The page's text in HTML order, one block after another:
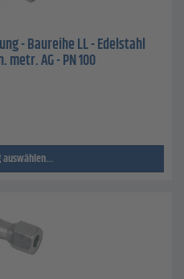
- Baureihe LL - Edelstahl
metr. AG - PN 100